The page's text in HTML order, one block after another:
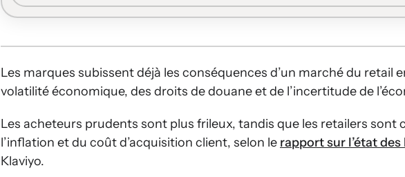
Saison d’achat étendue:Les achats liés au Black Friday-Cyber Monday
Croissance au-delà des fêtes:Les marques sont encouragées à développer
automatiser l’onboarding et à bâtir des parcours post-achat pour
fidèles.
obtenir des conseils, ce qui pousse les marques à l’utiliser pour le bon
sans remplacer l’humain.
Exigence omnicanale forte:
Les marques subissent déjà les conséquences d’un marché du retail
volatilité économique, des droits de douane et de l’incertitude de
Les acheteurs prudents sont plus frileux, tandis que les retailers sont
l’inflation et du coût d’acquisition client, selon le rapport sur l’état
Klaviyo.